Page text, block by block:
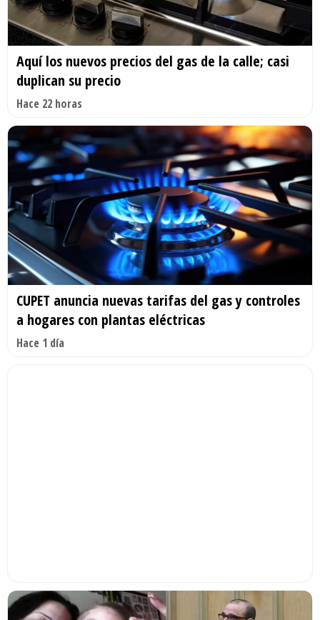
Aquí los nuevos precios del gas de la calle; casi
duplican su precio
Hace 22 horas
CUPET anuncia nuevas tarifas del gas y controles
a hogares con plantas eléctricas
Hace 1 día